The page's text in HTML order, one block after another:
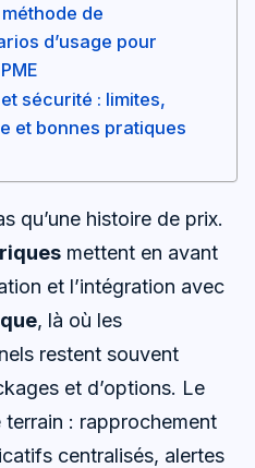
de
d’usage pour
sécurité : limites,
et bonnes pratiques
qu’une histoire de prix.
mettent en avant
et l’intégration avec
, là où les
restent souvent
et d’options. Le
terrain : rapprochement
centralisés, alertes